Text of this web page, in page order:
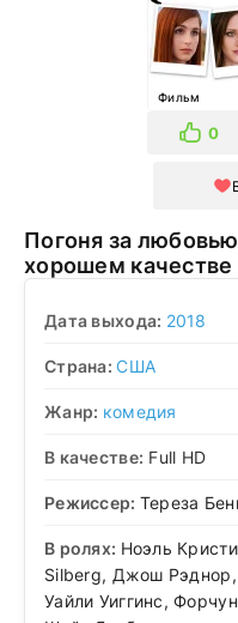
Фильм
0
Погоня за любовью (2018) смотреть в
хорошем качестве
Дата выхода: 2018
Страна:США
Жанр: комедия
В качестве: Full HD
Режиссер: Тереза
В ролях: Ноэль
Silberg, Джош Рэднор,
Уайли Уиггинс,